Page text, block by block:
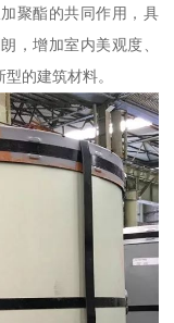
聚酯的共同作用，具
，增加室内美观度、
的建筑材料。